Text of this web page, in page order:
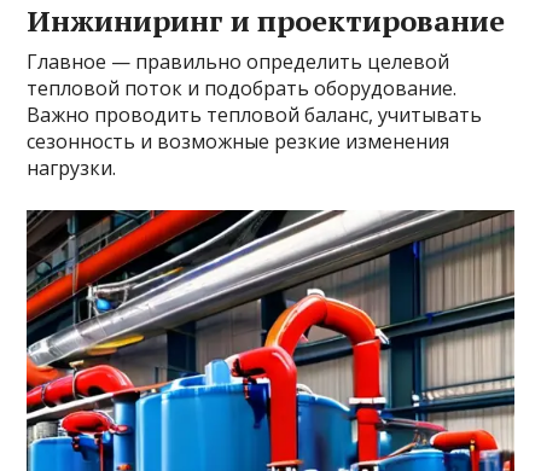
Инжиниринг и проектирование
Главное — правильно определить целевой
тепловой поток и подобрать оборудованиe.
Важно проводить тепловой баланс, учитывать
сезонность и возможные резкие изменения
нагрузки.